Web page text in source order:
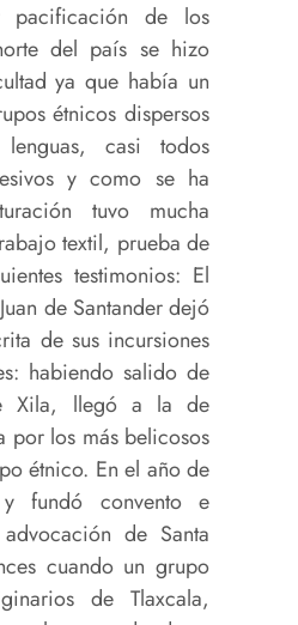
pacificación de los
del país se hizo
ya que había un
étnicos dispersos
casi todos
y como se ha
tuvo mucha
textil, prueba de
testimonios: El
de Santander dejó
de sus incursiones
habiendo salido de
Xila, llegó a la de
por los más belicosos
étnico. En el año de
fundó convento e
de Santa
cuando un grupo
de Tlaxcala,